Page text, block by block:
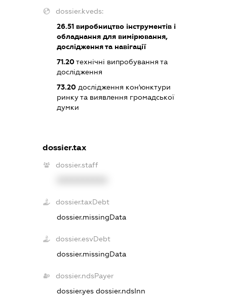
dossier.kveds:
26.51 виробництво інструментів і
обладнання для вимірювання,
дослідження та навігації
71.20технічні випробування та
дослідження
73.20 дослідження кон'юнктури
ринку та виявлення громадської
думки
dossier.tax
dossier.staff
dossier.taxDebt
dossier.missingData
dossier.esvDebt
dossier.missingData
dossier.ndsPayer
dossier.yesdossier.ndsInn